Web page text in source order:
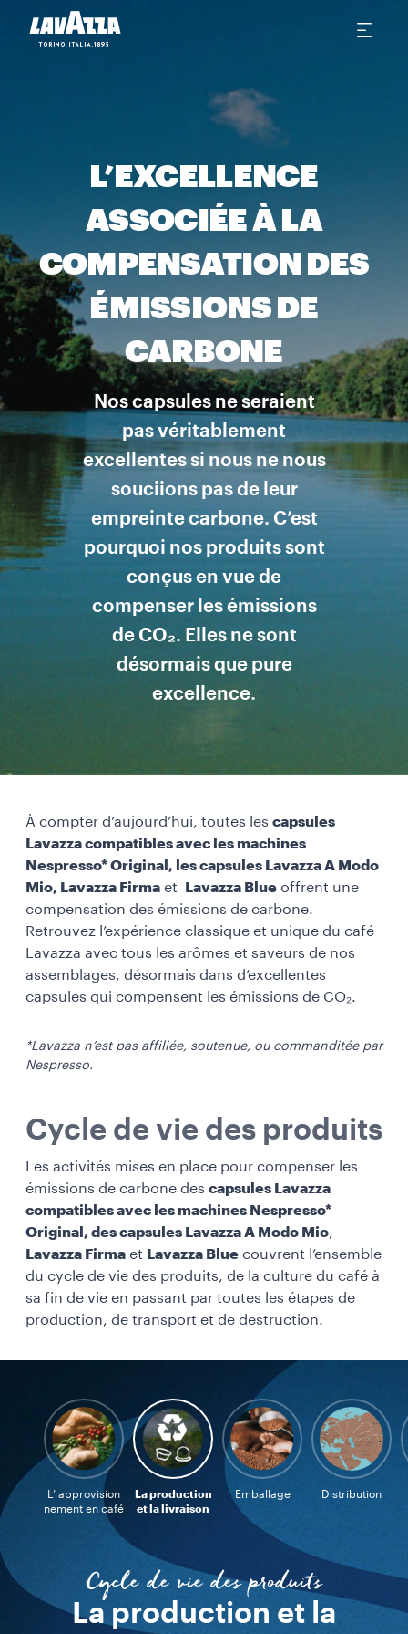
L’EXCELLENCE
ASSOCIÉE À LA
COMPENSATION DES
ÉMISSIONS DE
CARBONE
Nos capsules ne seraient
pas véritablement
excellentes si nous ne nous
souciions pas de leur
empreinte carbone. C’est
pourquoi nos produits sont
conçus en vue de
compenser les émissions
de CO₂. Elles ne sont
désormais que pure
excellence.
À compter d’aujourd’hui, toutes les capsules
Lavazza compatibles avec les machines
Nespresso* Original, les capsules Lavazza A Modo
Mio, Lavazza Firma et Lavazza Blue offrent une
compensation des émissions de carbone.
Retrouvez l’expérience classique et unique du café
Lavazza avec tous les arômes et saveurs de nos
assemblages, désormais dans d’excellentes
capsules qui compensent les émissions de CO₂.
*Lavazza n’est pas affiliée, soutenue, ou commanditée par
Nespresso.
Cycle de vie des produits
Les activités mises en place pour compenser les
émissions de carbone des capsules Lavazza
compatibles avec les machines Nespresso*
Original, des capsules Lavazza A Modo Mio,
Lavazza Firma et Lavazza Blue couvrent l’ensemble
du cycle de vie des produits, de la culture du café à
sa fin de vie en passant par toutes les étapes de
production, de transport et de destruction.
L’ approvision
nement en café
La production
et la livraison
Emballage Distribution
Cycle de vie des produits
Emballage